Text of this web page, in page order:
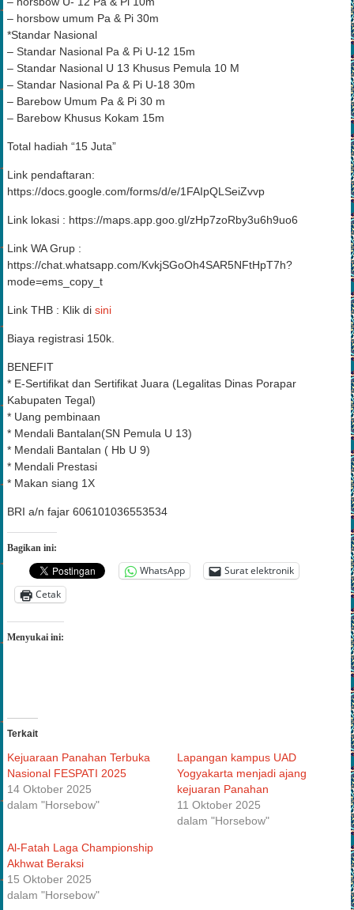
– horsbow umum Pa & Pi 30m
*Standar Nasional
– Standar Nasional Pa & Pi U-12 15m
– Standar Nasional U 13 Khusus Pemula 10 M
– Standar Nasional Pa & Pi U-18 30m
– Barebow Umum Pa & Pi 30 m
– Barebow Khusus Kokam 15m
Total hadiah “15 Juta”
Link pendaftaran:
https://docs.google.com/forms/d/e/1FAIpQLSeiZvvp
Link lokasi : https://maps.app.goo.gl/zHp7zoRby3u6h9uo6
Link WA Grup :
https://chat.whatsapp.com/KvkjSGoOh4SAR5NFtHpT7h?
mode=ems_copy_t
Link THB : Klik di sini
Biaya registrasi 150k.
BENEFIT
* E-Sertifikat dan Sertifikat Juara (Legalitas Dinas Porapar
Kabupaten Tegal)
* Uang pembinaan
* Mendali Bantalan(SN Pemula U 13)
* Mendali Bantalan ( Hb U 9)
* Mendali Prestasi
* Makan siang 1X
BRI a/n fajar 606101036553534
Bagikan ini:
WhatsApp
Surat elektronik
Cetak
Menyukai ini:
Terkait
Kejuaraan Panahan Terbuka
Nasional FESPATI 2025
14 Oktober 2025
dalam "Horsebow"
Lapangan kampus UAD
Yogyakarta menjadi ajang
kejuaran Panahan
11 Oktober 2025
dalam "Horsebow"
Al-Fatah Laga Championship
Akhwat Beraksi
15 Oktober 2025
dalam "Horsebow"